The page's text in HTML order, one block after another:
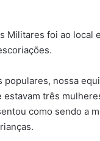
Militares foi ao local
populares, nossa
três
como sendo a